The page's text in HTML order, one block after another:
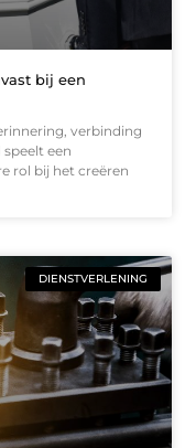
bij een
verbinding
een
rol bij het creëren
DIENSTVERLENING